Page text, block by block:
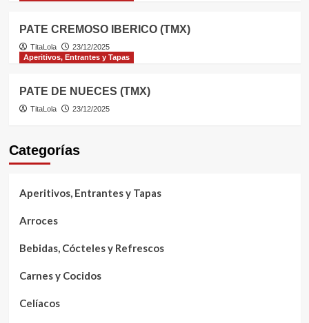
PATE CREMOSO IBERICO (TMX)
TitaLola
23/12/2025
Aperitivos, Entrantes y Tapas
PATE DE NUECES (TMX)
TitaLola 23/12/2025
Categorías
Aperitivos, Entrantes y Tapas
Arroces
Bebidas, Cócteles y Refrescos
Carnes y Cocidos
Celíacos